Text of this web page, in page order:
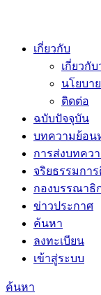
เกี่ยวกับ
เกี่ยวกั
นโยบา
ติดต่อ
ฉบับปัจจุบัน
บทความย้อน
การส่งบทคว
จริยธรรมกา
กองบรรณาธิ
ข่าวประกาศ
ค้นหา
ลงทะเบียน
เข้าสู่ระบบ
ค้นหา